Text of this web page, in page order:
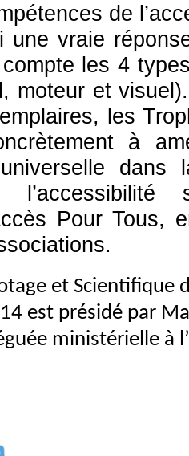
de
une vraie
les 4
moteur et visuel).
les
à
universelle
l’accessibilité
Pour Tous,
et Scientifique
est présidé par
ministérielle à